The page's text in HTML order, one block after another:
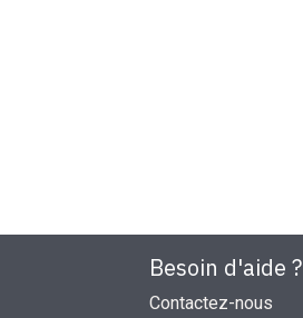
Besoin d'aide ?
Contactez-nous